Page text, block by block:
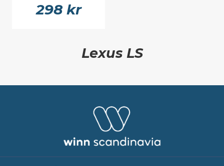
298 kr
Lexus LS